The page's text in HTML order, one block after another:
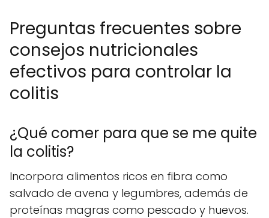
Preguntas frecuentes sobre
consejos nutricionales
efectivos para controlar la
colitis
¿Qué comer para que se me quite
la colitis?
Incorpora alimentos ricos en fibra como
salvado de avena y legumbres, además de
proteínas magras como pescado y huevos.